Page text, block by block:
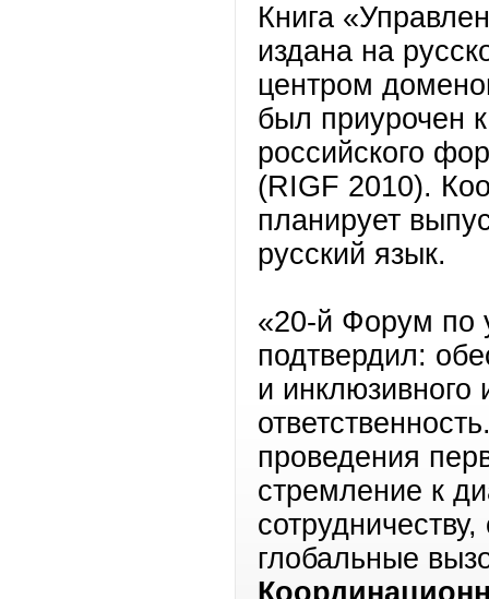
Книга
издана на
центром
был приурочен
российского
(RIGF 2010).
планирует
русский язык.
«20-й Форум по
подтвердил:
и
проведения
стремление к
глобальные